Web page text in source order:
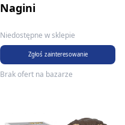
Nagini
Niedostępne w sklepie
Zgłoś zainteresowanie
Brak ofert na bazarze